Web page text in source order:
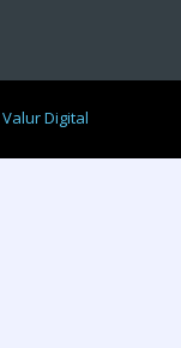
Valur Digital